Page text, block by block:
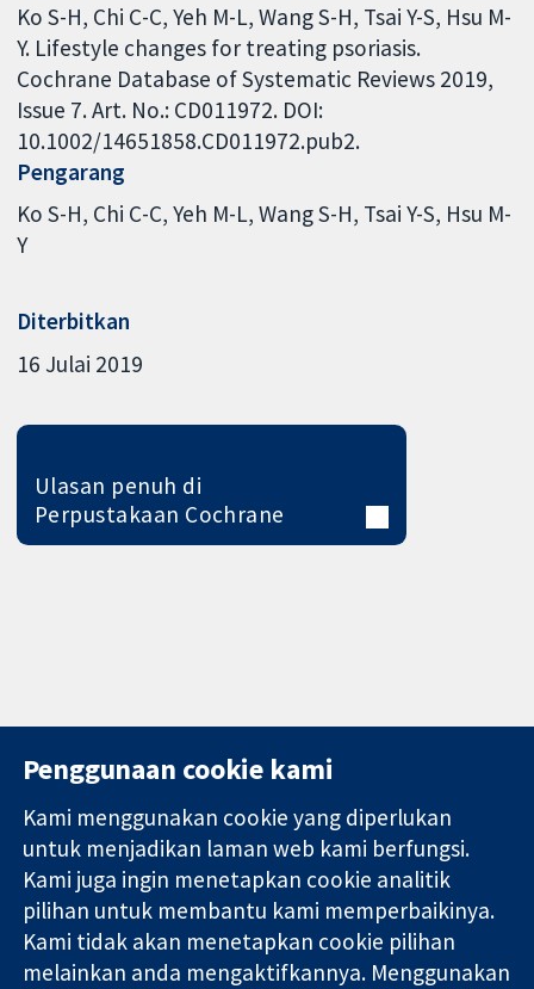
Ko S-H, Chi C-C, Yeh M-L, Wang S-H, Tsai Y-S, Hsu M-
Y. Lifestyle changes for treating psoriasis.
Cochrane Database of Systematic Reviews 2019,
Issue 7. Art. No.: CD011972. DOI:
10.1002/14651858.CD011972.pub2.
Pengarang
Ko S-H Chi C-C Yeh M-L Wang S-H Tsai Y-S Hsu M-
Y
Diterbitkan
16 Julai 2019
Ulasan penuh di
Perpustakaan Cochrane
Bukti yang
dipercayai.
keputusan
termaklum
11-13 Cavendish
Square
London
W1G 0AN
United Kingdom
Hubungi kita
Berita
Pejabat
akhbar
Perihal Kami
Pekerjaan
Penggunaan cookie kami
Kami menggunakan cookie yang diperlukan
untuk menjadikan laman web kami berfungsi.
Kami juga ingin menetapkan cookie analitik
pilihan untuk membantu kami memperbaikinya.
Kami tidak akan menetapkan cookie pilihan
melainkan anda mengaktifkannya. Menggunakan